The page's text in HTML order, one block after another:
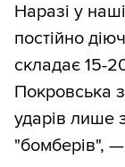
Наразі у
постійно
складає 15-
Покровська
ударів лише
"бомберів",